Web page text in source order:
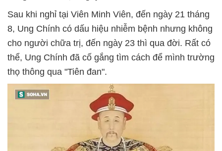
Sau khi nghỉ tại Viên Minh Viên, đến ngày 21 tháng
8, Ung Chính có dấu hiệu nhiễm bệnh nhưng không
cho người chữa trị, đến ngày 23 thì qua đời. Rất có
thể, Ung Chính đã cố gắng tìm cách để mình trường
thọ thông qua "Tiên đan".